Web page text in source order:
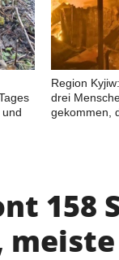
Region
drei
gekommen,
158